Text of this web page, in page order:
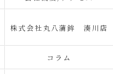
株式会社丸八蒲鉾 湊川店
コラム